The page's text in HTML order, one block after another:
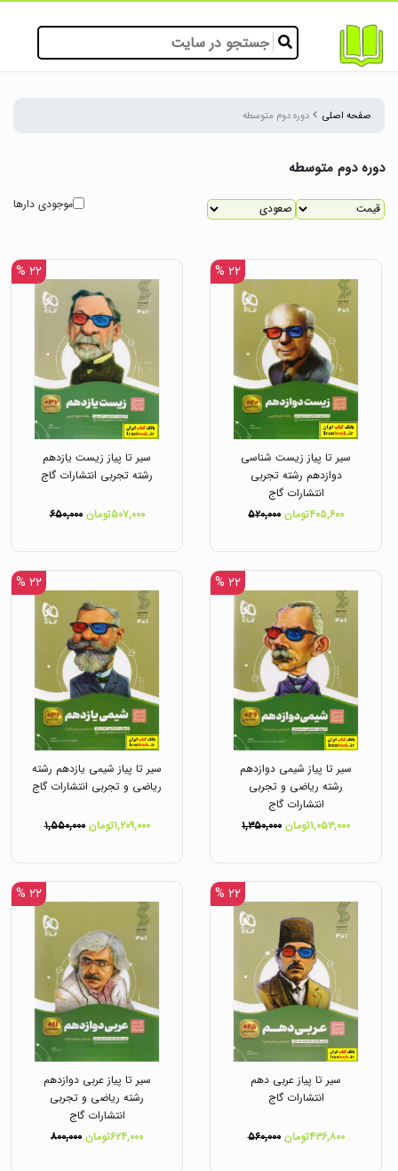
صفحه اصلی دوره دوم متوسطه
دوره دوم متوسطه
موجودی دارها
۲۲ %
سیر تا پیاز زیست شناسی
دوازدهم رشته تجربی
انتشارات گاج
۴۰۵,۶۰۰تومان
۵۲۰,۰۰۰
۲۲ %
سیر تا پیاز زیست یازدهم
رشته تجربی انتشارات گاج
۵۰۷,۰۰۰تومان ۶۵۰,۰۰۰
۲۲ %
سیر تا پیاز شیمی دوازدهم
رشته ریاضی و تجربی
انتشارات گاج
۱,۰۵۳,۰۰۰تومان
۱,۳۵۰,۰۰۰
۲۲ %
سیر تا پیاز شیمی یازدهم رشته
ریاضی و تجربی انتشارات گاج
۱,۲۰۹,۰۰۰تومان ۱,۵۵۰,۰۰۰
۲۲ %
سیر تا پیاز عربی دهم
انتشارات گاج
۴۳۶,۸۰۰تومان ۵۶۰,۰۰۰
۲۲ %
سیر تا پیاز عربی دوازدهم
رشته ریاضی و تجربی
انتشارات گاج
۶۲۴,۰۰۰تومان
۸۰۰,۰۰۰